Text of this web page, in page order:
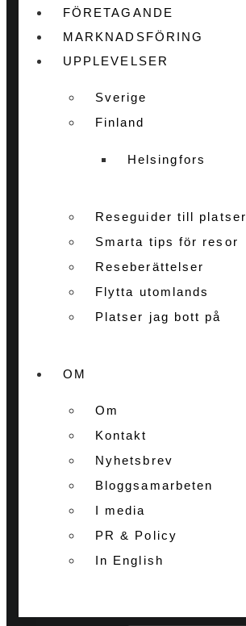
FÖRETAGANDE
MARKNADSFÖRING
UPPLEVELSER
Sverige
Finland
Helsingfors
Reseguider till platser
Smarta tips för resor
Reseberättelser
Flytta utomlands
Platser jag bott på
OM
Om
Kontakt
Nyhetsbrev
Bloggsamarbeten
I media
PR & Policy
In English